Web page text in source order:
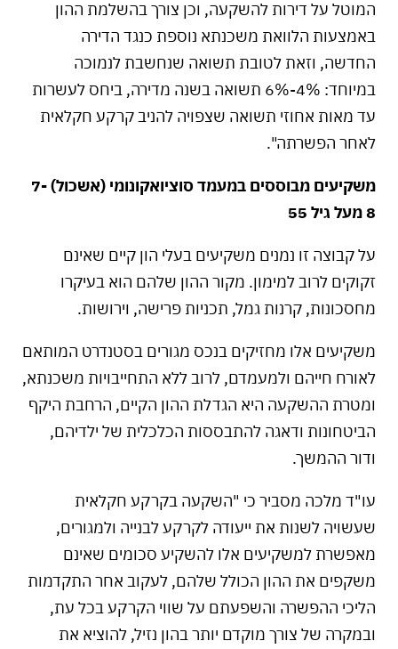
המוטל על דירות להשקעה, וכן צורך בהשלמת ההון
באמצעות הלוואת משכנתא נוספת כנגד הדירה
החדשה, וזאת לטובת תשואה שנחשבת לנמוכה
במיוחד: 4%-6% תשואה בשנה מדירה, ביחס לעשרות
עד מאות אחוזי תשואה שצפויה להניב קרקע חקלאית
לאחר הפשרתה".
משקיעים מבוססים במעמד סוציואקונומי (אשכול) 7-
8 מעל גיל 55
על קבוצה זו נמנים משקיעים בעלי הון קיים שאינם
זקוקים לרוב למימון. מקור ההון שלהם הוא בעיקרו
מחסכונות, קרנות גמל, תכניות פרישה, וירושות.
משקיעים אלו מחזיקים בנכס מגורים בסטנדרט המותאם
לאורח חייהם ולמעמדם, לרוב ללא התחייבויות משכנתא,
ומטרת ההשקעה היא הגדלת ההון הקיים, הרחבת היקף
הביטחונות ודאגה להתבססות הכלכלית של ילדיהם,
ודור ההמשך.
עו"ד מלכה מסביר כי "השקעה בקרקע חקלאית
שעשויה לשנות את ייעודה לקרקע לבנייה ולמגורים,
מאפשרת למשקיעים אלו להשקיע סכומים שאינם
משקפים את ההון הכולל שלהם, לעקוב אחר התקדמות
הליכי ההפשרה והשפעתם על שווי הקרקע בכל עת,
ובמקרה של צורך מוקדם יותר בהון נזיל, להוציא את